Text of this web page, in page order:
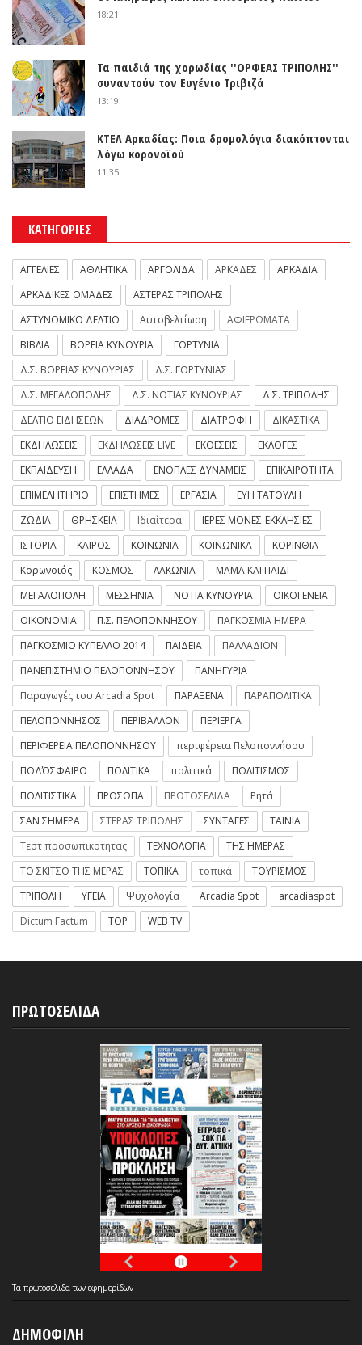
18:21
Τα παιδιά της χορωδίας ''ΟΡΦΕΑΣ ΤΡΙΠΟΛΗΣ''
συναντούν τον Ευγένιο Τριβιζά
13:19
ΚΤΕΛ Αρκαδίας: Ποια δρομολόγια διακόπτονται
λόγω κορονοϊού
11:35
ΚΑΤΗΓΟΡΙΕΣ
ΑΓΓΕΛΙΕΣ ΑΘΛΗΤΙΚΑ ΑΡΓΟΛΙΔΑ ΑΡΚΑΔΕΣ
ΑΡΚΑΔΙΑ
ΑΡΚΑΔΙΚΕΣ ΟΜΑΔΕΣ
ΑΣΤΕΡΑΣ ΤΡΙΠΟΛΗΣ
ΑΣΤΥΝΟΜΙΚΟ ΔΕΛΤΙΟ
Αυτοβελτίωση
ΑΦΙΕΡΩΜΑΤΑ
ΒΙΒΛΙΑ
ΒΟΡΕΙΑ ΚΥΝΟΥΡΙΑ
ΓΟΡΤΥΝΙΑ
Δ.Σ. ΒΟΡΕΙΑΣ ΚΥΝΟΥΡΙΑΣ
Δ.Σ. ΓΟΡΤΥΝΙΑΣ
Δ.Σ. ΜΕΓΑΛΟΠΟΛΗΣ
Δ.Σ. ΝΟΤΙΑΣ ΚΥΝΟΥΡΙΑΣ
Δ.Σ. ΤΡΙΠΟΛΗΣ
ΔΕΛΤΙΟ ΕΙΔΗΣΕΩΝ
ΔΙΑΔΡΟΜΕΣ ΔΙΑΤΡΟΦΗ
ΔΙΚΑΣΤΙΚΑ
ΕΚΔΗΛΩΣΕΙΣ
ΕΚΔΗΛΩΣΕΙΣ LIVE ΕΚΘΕΣΕΙΣ
ΕΚΛΟΓΕΣ
ΕΚΠΑΙΔΕΥΣΗ
ΕΛΛΑΔΑ ΕΝΟΠΛΕΣ ΔΥΝΑΜΕΙΣ
ΕΠΙΚΑΙΡΟΤΗΤΑ
ΕΠΙΜΕΛΗΤΗΡΙΟ
ΕΠΙΣΤΗΜΕΣ ΕΡΓΑΣΙΑ
ΕΥΗ ΤΑΤΟΥΛΗ
ΖΩΔΙΑ
ΘΡΗΣΚΕΙΑ Ιδιαίτερα
ΙΕΡΕΣ ΜΟΝΕΣ-ΕΚΚΛΗΣΙΕΣ
ΙΣΤΟΡΙΑ
ΚΑΙΡΟΣ ΚΟΙΝΩΝΙΑ ΚΟΙΝΩΝΙΚΑ
ΚΟΡΙΝΘΙΑ
Κορωνοϊός
ΚΟΣΜΟΣ ΛΑΚΩΝΙΑ
ΜΑΜΑ ΚΑΙ ΠΑΙΔΙ
ΜΕΓΑΛΟΠΟΛΗ
ΜΕΣΣΗΝΙΑ ΝΟΤΙΑ ΚΥΝΟΥΡΙΑ
ΟΙΚΟΓΕΝΕΙΑ
ΟΙΚΟΝΟΜΙΑ
Π.Σ. ΠΕΛΟΠΟΝΝΗΣΟΥ
ΠΑΓΚΟΣΜΙΑ ΗΜΕΡΑ
ΠΑΓΚΟΣΜΙΟ ΚΥΠΕΛΛΟ 2014
ΠΑΙΔΕΙΑ
ΠΑΛΛΑΔΙΟΝ
ΠΑΝΕΠΙΣΤΗΜΙΟ ΠΕΛΟΠΟΝΝΗΣΟΥ
ΠΑΝΗΓΥΡΙΑ
Παραγωγές του Arcadia Spot
ΠΑΡΑΞΕΝΑ
ΠΑΡΑΠΟΛΙΤΙΚΑ
ΠΕΛΟΠΟΝΝΗΣΟΣ
ΠΕΡΙΒΑΛΛΟΝ
ΠΕΡΙΕΡΓΑ
ΠΕΡΙΦΕΡΕΙΑ ΠΕΛΟΠΟΝΝΗΣΟΥ
περιφέρεια Πελοποννήσου
ΠΟΔΌΣΦΑΙΡΟ
ΠΟΛΙΤΙΚΑ πολιτικά
ΠΟΛΙΤΙΣΜΟΣ
ΠΟΛΙΤΙΣΤΙΚΑ
ΠΡΟΣΩΠΑ ΠΡΩΤΟΣΕΛΙΔΑ
Ρητά
ΣΑΝ ΣΗΜΕΡΑ
ΣΤΕΡΑΣ ΤΡΙΠΟΛΗΣ ΣΥΝΤΑΓΕΣ
ΤΑΙΝΙΑ
Τεστ προσωπικοτητας
ΤΕΧΝΟΛΟΓΙΑ
ΤΗΣ ΗΜΕΡΑΣ
ΤΟ ΣΚΙΤΣΟ ΤΗΣ ΜΕΡΑΣ
ΤΟΠΙΚΑ τοπικά
ΤΟΥΡΙΣΜΟΣ
ΤΡΙΠΟΛΗ
ΥΓΕΙΑ Ψυχολογία Arcadia Spot
arcadiaspot
Dictum Factum
TOP WEB TV
ΠΡΩΤΟΣΕΛΙΔΑ
Τα πρωτοσέλιδατων εφημερίδων
ΔΗΜΟΦΙΛΗ